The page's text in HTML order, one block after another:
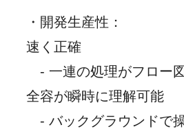
・開発生産性 ：
速く正確
- 一連の処理がフロー
全容が瞬時に理解可能
- バックグラウンドで